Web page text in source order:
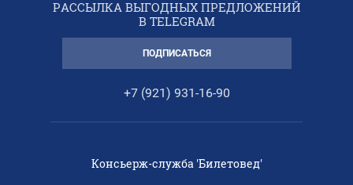
РАССЫЛКА ВЫГОДНЫХ ПРЕДЛОЖЕНИЙ
В TELEGRAM
ПОДПИСАТЬСЯ
+7 (921) 931-16-90
Консьерж-служба 'Билетовед'